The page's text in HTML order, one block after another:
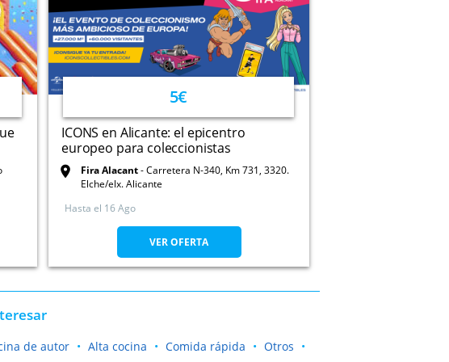
5€
ICONS en Alicante: el epicentro
europeo para coleccionistas
Fira Alacant Carretera N-340, Km 731, 3320.
Elche/elx. Alicante
Hasta el 16 Ago
VER OFERTA
de autor Alta cocina Comida rápida Otros